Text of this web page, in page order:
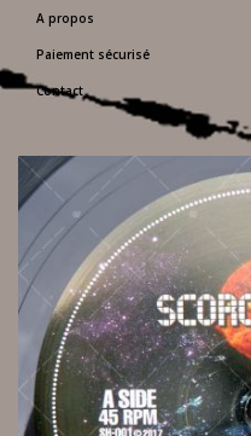
A propos
Paiement sécurisé
Contact